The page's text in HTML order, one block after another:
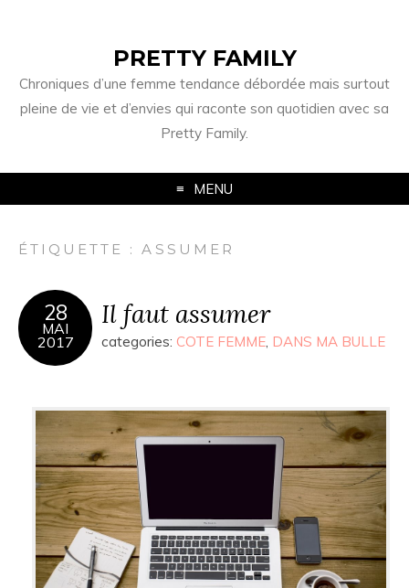
PRETTY FAMILY
Chroniques d’une femme tendance débordée mais surtout
pleine de vie et d’envies qui raconte son quotidien avec sa
Pretty Family.
MENU
ÉTIQUETTE : ASSUMER
28
MAI
2017
Il faut assumer
categories: COTE FEMME, DANS MA BULLE